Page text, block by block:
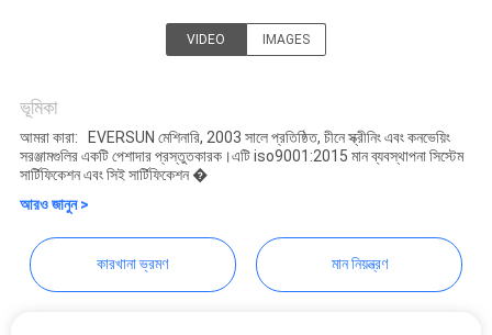
গোপনীয়তা
নীতি
VIDEO IMAGES
ভূমিকা
আমরা কারা: EVERSUN মেশিনারি, 2003 সালে প্রতিষ্ঠিত, চীনে স্ক্রীনিং এবং কনভেয়িং
সরঞ্জামগুলির একটি পেশাদার প্রস্তুতকারক।এটি iso9001:2015 মান ব্যবস্থাপনা সিস্টেম
সার্টিফিকেশন এবং সিই সার্টিফিকেশন �
আরও জানুন >
কারখানা ভ্রমণ মান নিয়ন্ত্রণ